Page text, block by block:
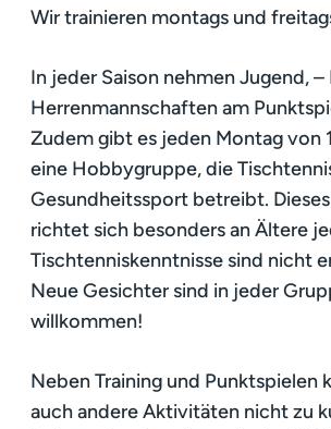
Wir trainieren montags und
In jeder Saison nehmen Jugend,
Herrenmannschaften am
Zudem gibt es jeden Montag von
eine Hobbygruppe, die
Gesundheitssport betreibt.
richtet sich besonders an Ältere
Tischtenniskenntnisse sind nicht
Neue Gesichter sind in jeder
willkommen!
Neben Training und Punktspielen
auch andere Aktivitäten nicht zu